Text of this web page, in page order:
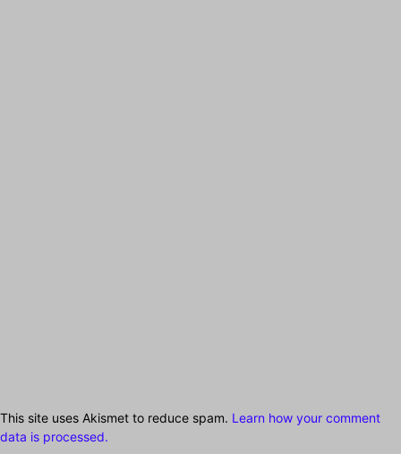
This site uses Akismet to reduce spam. Learn how your comment
data is processed.